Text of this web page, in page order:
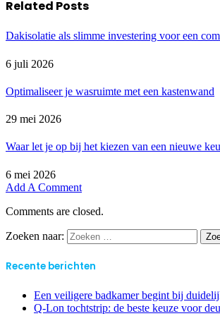
Related Posts
Dakisolatie als slimme investering voor een
6 juli 2026
Optimaliseer je wasruimte met een kastenwand
29 mei 2026
Waar let je op bij het kiezen van een nieuwe
6 mei 2026
Add A Comment
Comments are closed.
Zoeken naar:
Recente berichten
Een veiligere badkamer begint bij
Q-Lon tochtstrip: de beste keuze voor